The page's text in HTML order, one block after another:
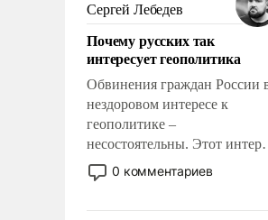
Сергей Лебедев
Почему русских так
интересует геополитика
Обвинения граждан России
нездоровом интересе к
геополитике –
несостоятельны. Этот
рационален и прагматичен.
обусловлен тысячелетним
0 комментариев